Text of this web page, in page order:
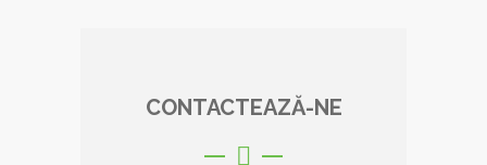
CONTACTEAZĂ-NE